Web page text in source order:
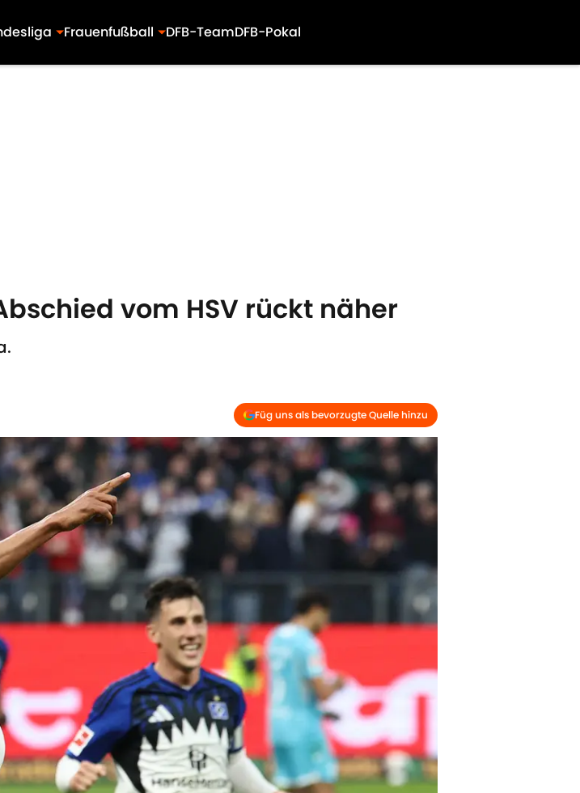
Frauenfußball DFB-TeamDFB-Pokal
vom HSV rückt näher
Füg uns als bevorzugte Quelle hinzu